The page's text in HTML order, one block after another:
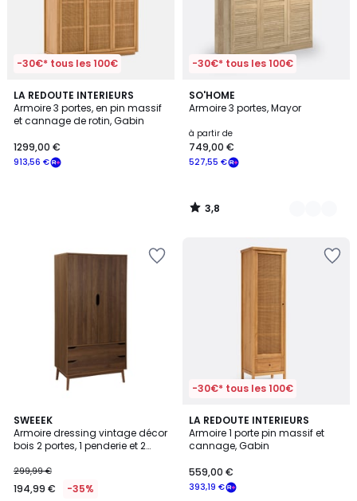
-30€* tous les 100€
LA REDOUTE INTERIEURS
Armoire 3 portes, en pin massif
et cannage de rotin, Gabin
913,56 €
1299,00 €
-30€* tous les 100€
SO'HOME
Armoire 3 portes, Mayor
à partir de
527,55 €
749,00 €
3,8
/ 5
2
Couleurs
3,8
/
SWEEEK
Armoire dressing vintage décor
bois 2 portes, 1 penderie et 2
299,99 €
194,99 € -35%
1,8
/
5
-30€* tous les 100€
LA REDOUTE INTERIEURS
Armoire 1 porte pin massif et
cannage, Gabin
393,19 €
559,00 €
4
/
5